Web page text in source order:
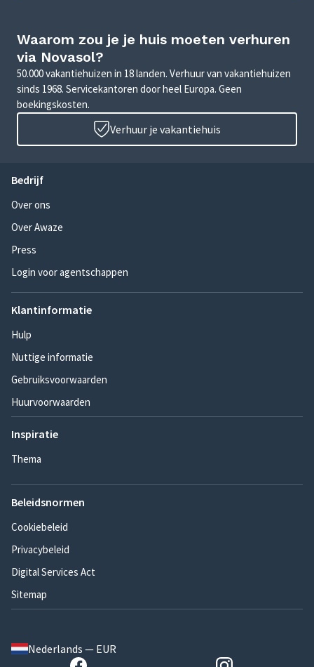
Waarom zou je je huis moeten verhuren
via Novasol?
50.000 vakantiehuizen in 18 landen. Verhuur van vakantiehuizen
sinds 1968. Servicekantoren door heel Europa. Geen
boekingskosten.
Verhuur je vakantiehuis
Bedrijf
Over ons
Over Awaze
Press
Login voor agentschappen
Klantinformatie
Hulp
Nuttige informatie
Gebruiksvoorwaarden
Huurvoorwaarden
Inspiratie
Thema
Beleidsnormen
Cookiebeleid
Privacybeleid
Digital Services Act
Sitemap
Nederlands — EUR